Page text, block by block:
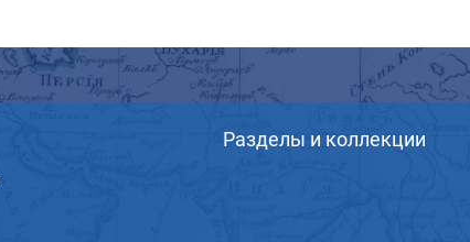
Разделы и коллекции